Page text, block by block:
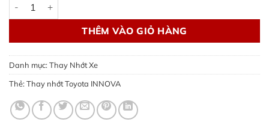
THÊM VÀO GIỎ HÀNG
Danh mục: Thay Nhớt Xe
Thẻ: Thay nhớt Toyota INNOVA